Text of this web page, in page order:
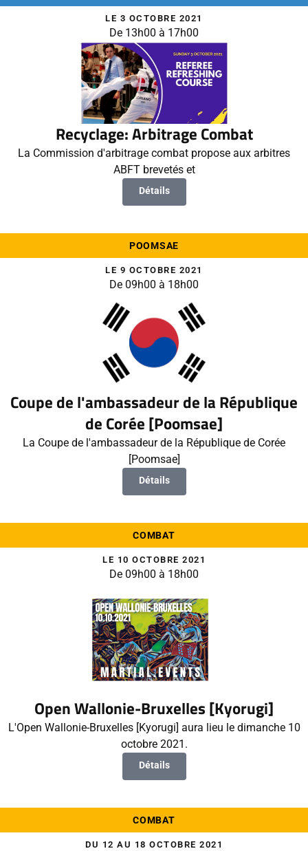
LE 3 OCTOBRE 2021
De 13h00 à 17h00
Recyclage: Arbitrage Combat
La Commission d'arbitrage combat propose aux arbitres
ABFT brevetés et
Détails
POOMSAE
LE 9 OCTOBRE 2021
De 09h00 à 18h00
Coupe de l'ambassadeur de la République
de Corée [Poomsae]
La Coupe de l'ambassadeur de la République de Corée
[Poomsae]
Détails
COMBAT
LE 10 OCTOBRE 2021
De 09h00 à 18h00
Open Wallonie-Bruxelles [Kyorugi]
L'Open Wallonie-Bruxelles [Kyorugi] aura lieu le dimanche 10
octobre 2021.
Détails
COMBAT
DU 12 AU 18 OCTOBRE 2021